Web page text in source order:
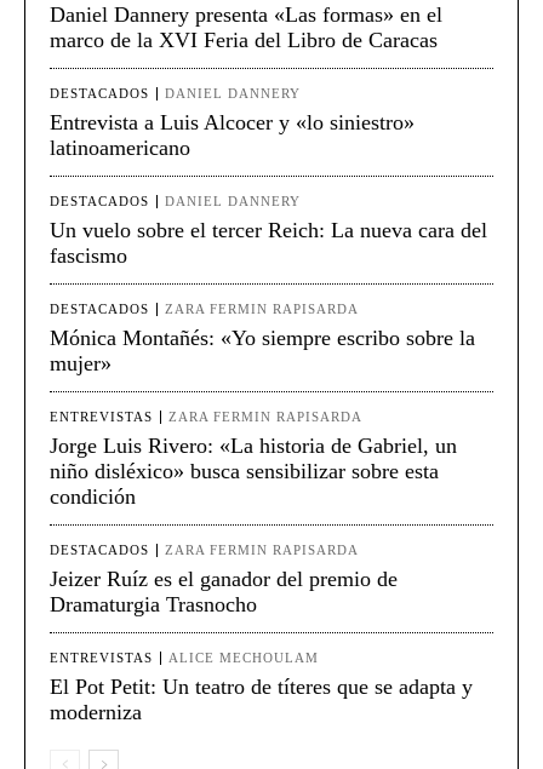
Daniel Dannery presenta «Las formas» en el
marco de la XVI Feria del Libro de Caracas
DESTACADOS DANIEL DANNERY
Entrevista a Luis Alcocer y «lo siniestro»
latinoamericano
DESTACADOS DANIEL DANNERY
Un vuelo sobre el tercer Reich: La nueva cara del
fascismo
DESTACADOS ZARA FERMIN RAPISARDA
Mónica Montañés: «Yo siempre escribo sobre la
mujer»
ENTREVISTAS ZARA FERMIN RAPISARDA
Jorge Luis Rivero: «La historia de Gabriel, un
niño disléxico» busca sensibilizar sobre esta
condición
DESTACADOS ZARA FERMIN RAPISARDA
Jeizer Ruíz es el ganador del premio de
Dramaturgia Trasnocho
ENTREVISTAS ALICE MECHOULAM
El Pot Petit: Un teatro de títeres que se adapta y
moderniza